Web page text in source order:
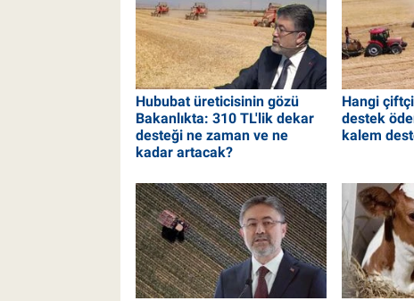
Hububat üreticisinin gözü
Bakanlıkta: 310 TL'lik dekar
desteği ne zaman ve ne
kadar artacak?
Hangi
destek
kalem